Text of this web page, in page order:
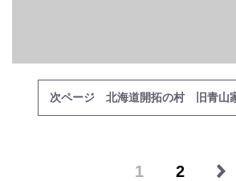
次ページ 北海道開拓の村 旧青山
1 2